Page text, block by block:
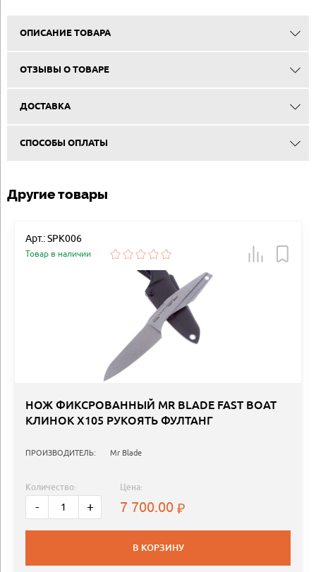
ОПИСАНИЕ ТОВАРА
ОТЗЫВЫ О ТОВАРЕ
ДОСТАВКА
СПОСОБЫ ОПЛАТЫ
Другие товары
Арт.: SPK006
Товар в наличии
НОЖ ФИКСРОВАННЫЙ MR BLADE FAST BOAT
КЛИНОК Х105 РУКОЯТЬ ФУЛТАНГ
ПРОИЗВОДИТЕЛЬ: Mr Blade
Количество:
- +
Цена:
7 700.00
В КОРЗИНУ